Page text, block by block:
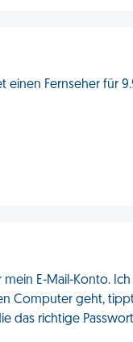
einen Fernseher für
E-Mail-Konto.
Computer geht,
das richtige